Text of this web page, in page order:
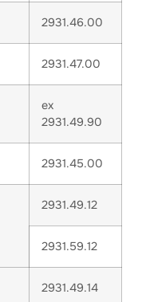
2931.46.00
2931.47.00
ex
2931.49.90
2931.45.00
2931.49.12
2931.59.12
2931.49.14